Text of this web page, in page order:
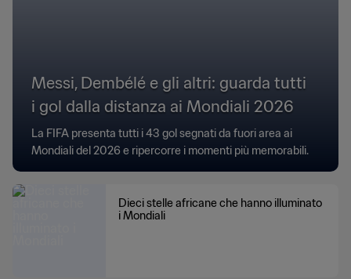
Messi, Dembélé e gli altri: guarda tutti
i gol dalla distanza ai Mondiali 2026
La FIFA presenta tutti i 43 gol segnati da fuori area ai
Mondiali del 2026 e ripercorre i momenti più memorabili.
Dieci stelle africane che hanno illuminato
i Mondiali